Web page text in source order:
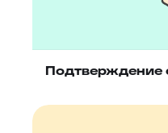
Подтверждение